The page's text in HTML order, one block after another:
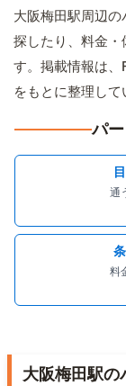
大阪梅田駅周辺
探したり、料金・
す。掲載情報は
をもとに整理して
パ
通
料
大阪梅田駅の